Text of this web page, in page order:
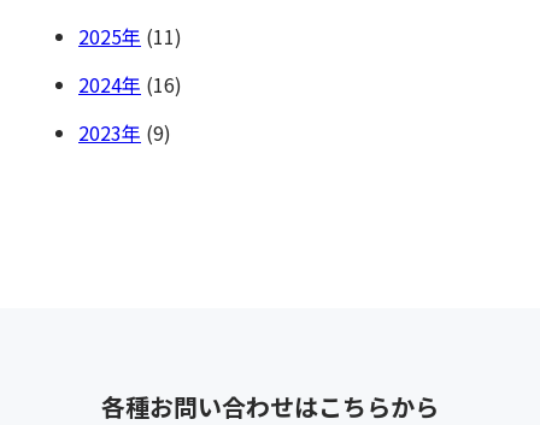
2025
(11)
2024
(16)
2023
(9)
各種お問い合わせはこちらから